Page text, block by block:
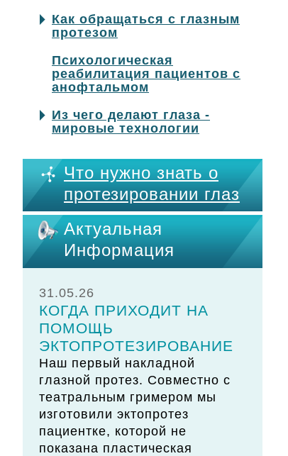
Как обращаться с глазным
протезом
Психологическая
реабилитация пациентов с
анофтальмом
Из чего делают глаза -
мировые технологии
Что нужно знать о
протезировании глаз
Актуальная
Информация
31.05.26
КОГДА ПРИХОДИТ НА
ПОМОЩЬ
ЭКТОПРОТЕЗИРОВАНИЕ
Наш первый накладной
глазной протез. Совместно с
театральным гримером мы
изготовили эктопротез
пациентке, которой не
показана пластическая